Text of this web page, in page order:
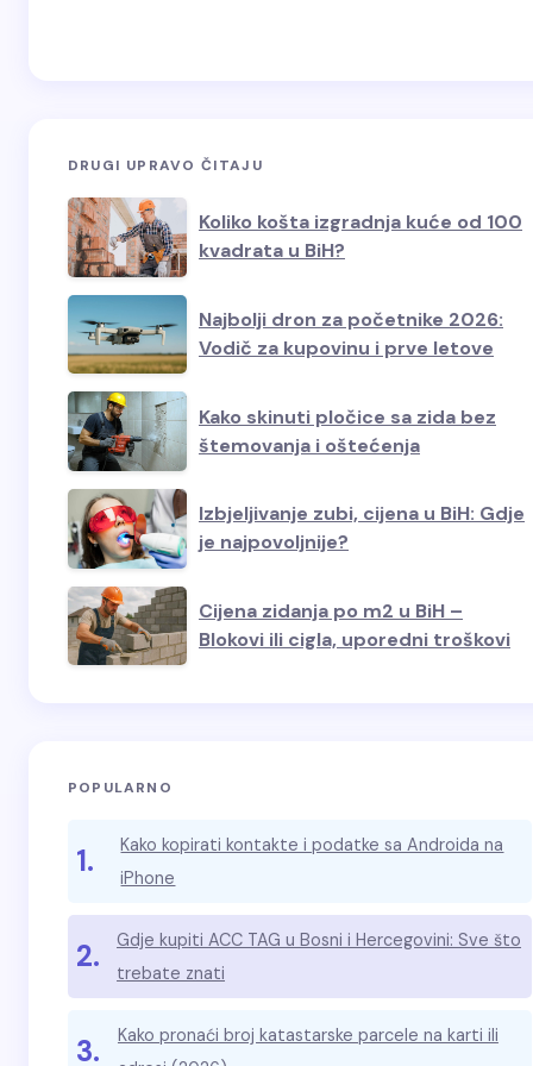
DRUGI UPRAVO ČITAJU
Koliko košta izgradnja kuće od 100
kvadrata u BiH?
Najbolji dron za početnike 2026:
Vodič za kupovinu i prve letove
Kako skinuti pločice sa zida bez
štemovanja i oštećenja
Izbjeljivanje zubi, cijena u BiH: Gdje
je najpovoljnije?
Cijena zidanja po m2 u BiH –
Blokovi ili cigla, uporedni troškovi
POPULARNO
1.
Kako kopirati kontakte i podatke sa Androida na
iPhone
2.
Gdje kupiti ACC TAG u Bosni i Hercegovini: Sve što
trebate znati
3.
Kako pronaći broj katastarske parcele na karti ili